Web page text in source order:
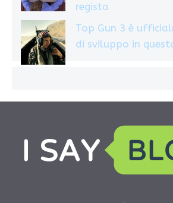
regista
Top Gun 3 è
di sviluppo in